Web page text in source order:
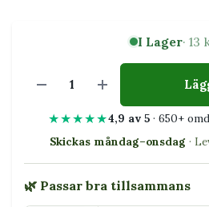
I Lager· 13
★★★★★4,9 av 5· 650+
Skickas måndag–onsdag ·
🌿 Passar bra tillsammans